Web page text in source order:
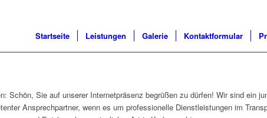
Startseite Leistungen Galerie Kontaktformular
Schön, Sie auf unserer Internetpräsenz begrüßen zu dürfen! Wir sind ein
Ansprechpartner, wenn es um professionelle Dienstleistungen im